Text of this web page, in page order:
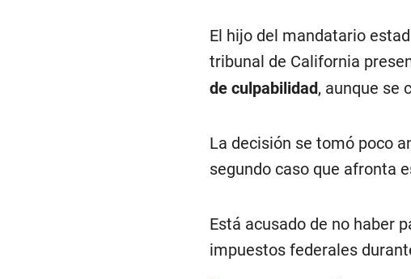
El hijo del mandatario
tribunal de California
de culpabilidad, aunque se
La decisión se tomó poco
segundo caso que afronta
Está acusado de no haber
impuestos federales